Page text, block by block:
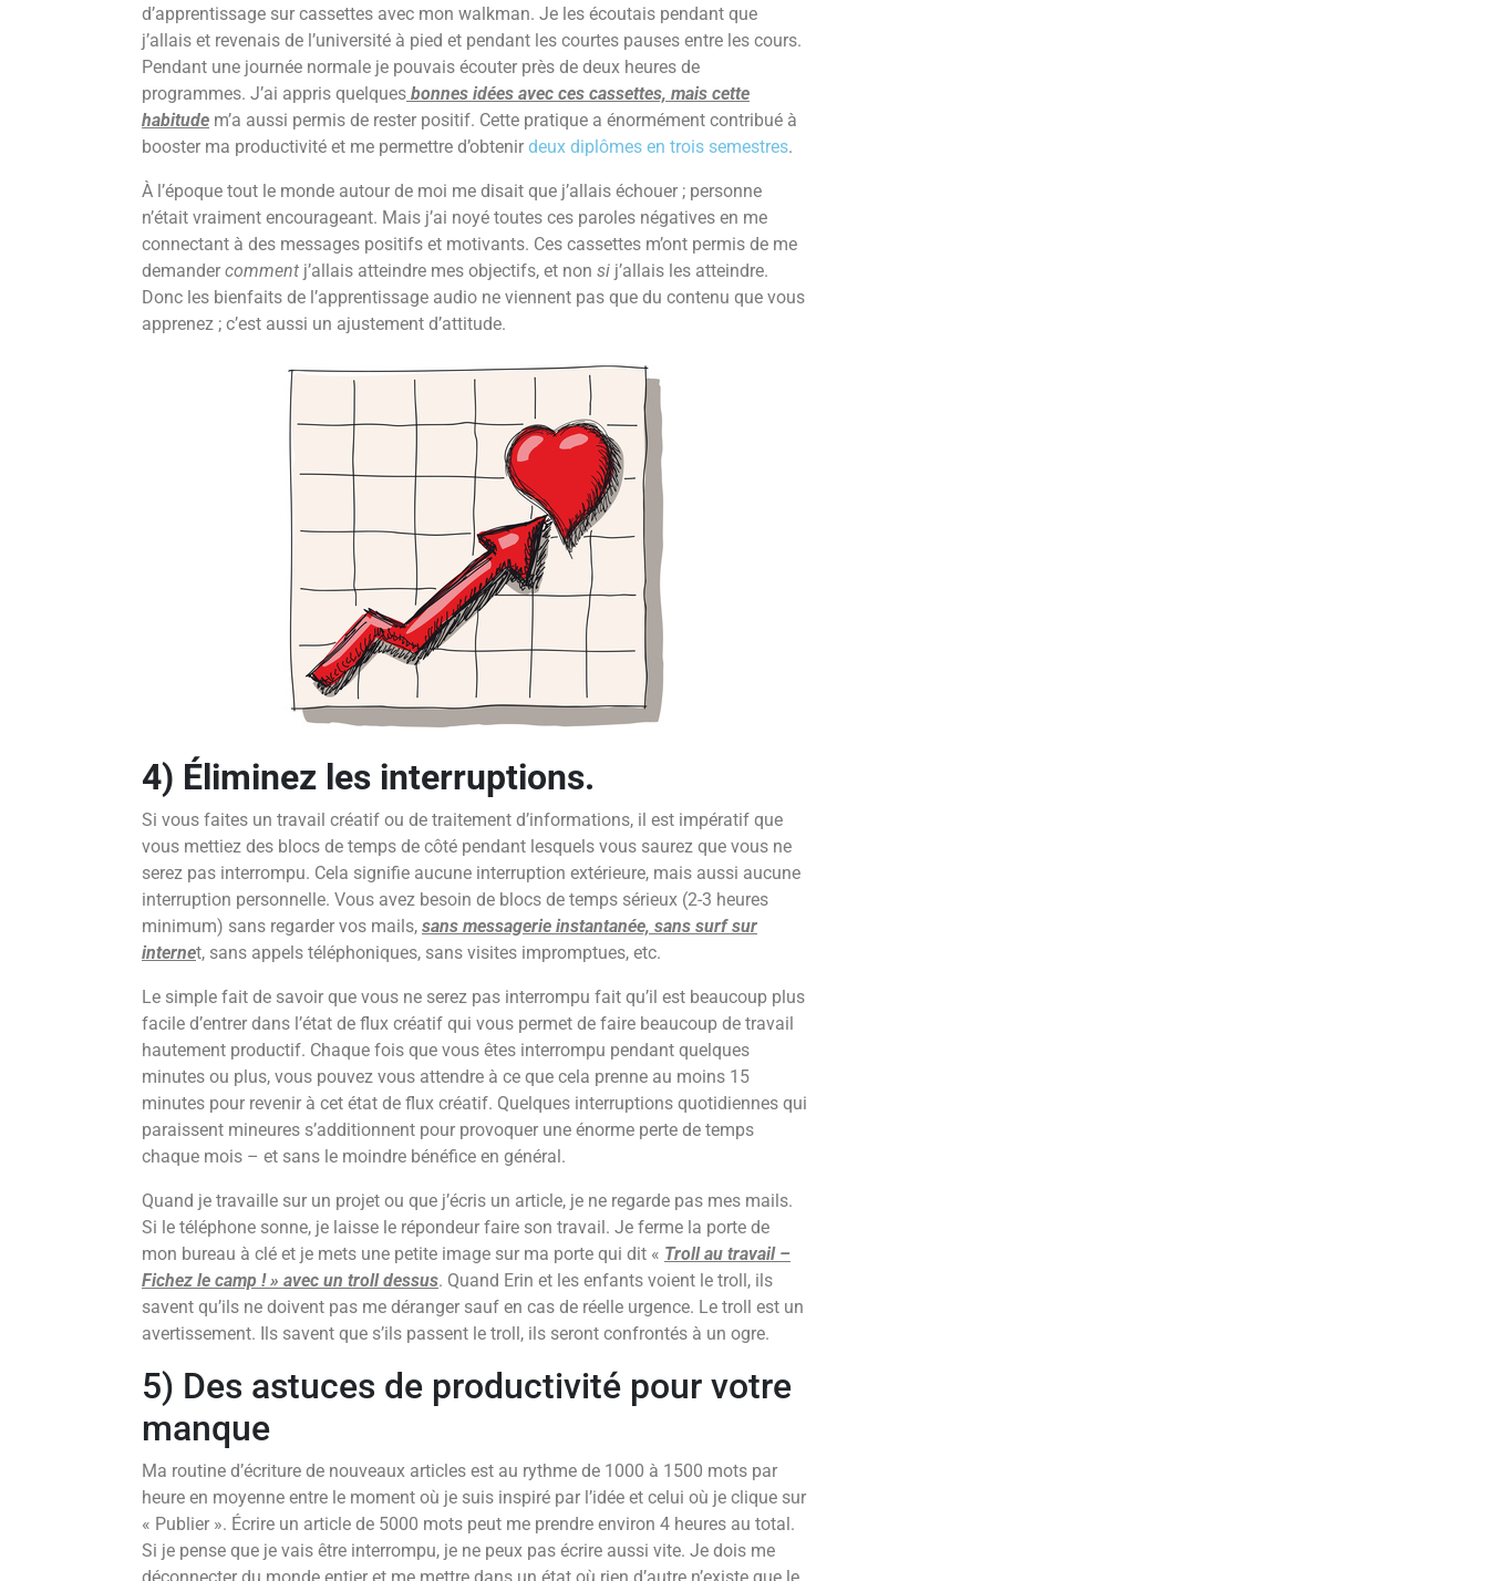
d’apprentissage sur cassettes avec mon walkman. Je les écoutais pendant que
j’allais et revenais de l’université à pied et pendant les courtes pauses entre les cours.
Pendant une journée normale je pouvais écouter près de deux heures de
programmes. J’ai appris quelques bonnes idées avec ces cassettes, mais cette
habitude m’a aussi permis de rester positif. Cette pratique a énormément contribué à
booster ma productivité et me permettre d’obtenir deux diplômes en trois semestres.
À l’époque tout le monde autour de moi me disait que j’allais échouer ; personne
n’était vraiment encourageant. Mais j’ai noyé toutes ces paroles négatives en me
connectant à des messages positifs et motivants. Ces cassettes m’ont permis de me
demander comment j’allais atteindre mes objectifs, et non si j’allais les atteindre.
Donc les bienfaits de l’apprentissage audio ne viennent pas que du contenu que vous
apprenez ; c’est aussi un ajustement d’attitude.
4) Éliminez les interruptions.
Si vous faites un travail créatif ou de traitement d’informations, il est impératif que
vous mettiez des blocs de temps de côté pendant lesquels vous saurez que vous ne
serez pas interrompu. Cela signifie aucune interruption extérieure, mais aussi aucune
interruption personnelle. Vous avez besoin de blocs de temps sérieux (2-3 heures
minimum) sans regarder vos mails, sans messagerie instantanée, sans surf sur
internet, sans appels téléphoniques, sans visites impromptues, etc.
Le simple fait de savoir que vous ne serez pas interrompu fait qu’il est beaucoup plus
facile d’entrer dans l’état de flux créatif qui vous permet de faire beaucoup de travail
hautement productif. Chaque fois que vous êtes interrompu pendant quelques
minutes ou plus, vous pouvez vous attendre à ce que cela prenne au moins 15
minutes pour revenir à cet état de flux créatif. Quelques interruptions quotidiennes qui
paraissent mineures s’additionnent pour provoquer une énorme perte de temps
chaque mois – et sans le moindre bénéfice en général.
Quand je travaille sur un projet ou que j’écris un article, je ne regarde pas mes mails.
Si le téléphone sonne, je laisse le répondeur faire son travail. Je ferme la porte de
mon bureau à clé et je mets une petite image sur ma porte qui dit « Troll au travail –
Fichez le camp ! » avec un troll dessus. Quand Erin et les enfants voient le troll, ils
savent qu’ils ne doivent pas me déranger sauf en cas de réelle urgence. Le troll est un
avertissement. Ils savent que s’ils passent le troll, ils seront confrontés à un ogre.
5) Des astuces de productivité pour votre
manque
Ma routine d’écriture de nouveaux articles est au rythme de 1000 à 1500 mots par
heure en moyenne entre le moment où je suis inspiré par l’idée et celui où je clique sur
« Publier ». Écrire un article de 5000 mots peut me prendre environ 4 heures au total.
Si je pense que je vais être interrompu, je ne peux pas écrire aussi vite. Je dois me